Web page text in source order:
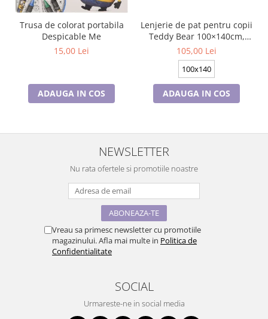
Trusa de colorat portabila
Despicable Me
15,00 Lei
ADAUGA IN COS
Lenjerie de pat pentru copii
Teddy Bear 100×140cm,
40×45 cm BRM006430
105,00 Lei
100x140
ADAUGA IN COS
NEWSLETTER
Nu rata ofertele si promotiile noastre
Vreau sa primesc newsletter cu promotiile
magazinului. Afla mai multe in Politica de
Confidentialitate
SOCIAL
Urmareste-ne in social media